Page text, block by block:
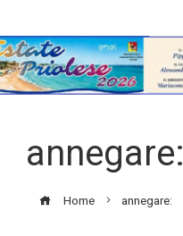
annegare:
Home annegare: